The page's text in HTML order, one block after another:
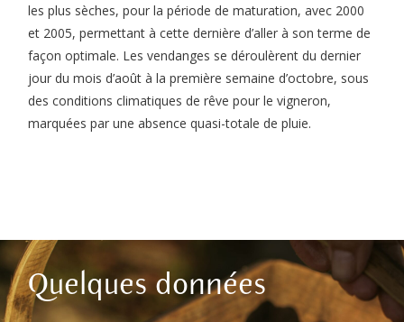
les plus sèches, pour la période de maturation, avec 2000
et 2005, permettant à cette dernière d’aller à son terme de
façon optimale. Les vendanges se déroulèrent du dernier
jour du mois d’août à la première semaine d’octobre, sous
des conditions climatiques de rêve pour le vigneron,
marquées par une absence quasi-totale de pluie.
Quelques données